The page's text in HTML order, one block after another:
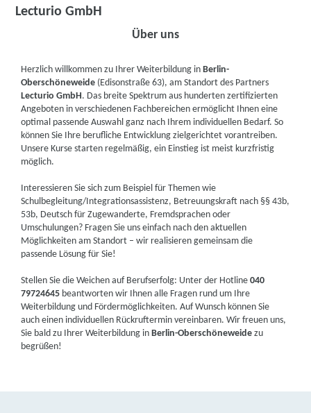
Lecturio GmbH
Über uns
Herzlich willkommen zu Ihrer Weiterbildung inBerlin-
Oberschöneweide (Edisonstraße 63), am Standort des Partners
Lecturio GmbH. Das breite Spektrum aus hunderten zertifizierten
Angeboten in verschiedenen Fachbereichen ermöglicht Ihnen eine
optimal passende Auswahl ganz nach Ihrem individuellen Bedarf. So
können Sie Ihre berufliche Entwicklung zielgerichtet vorantreiben.
Unsere Kurse starten regelmäßig, ein Einstieg ist meist kurzfristig
möglich.
Interessieren Sie sich zum Beispiel für Themen wie
Schulbegleitung/Integrationsassistenz, Betreuungskraft nach §§ 43b,
53b, Deutsch für Zugewanderte, Fremdsprachen oder
Umschulungen? Fragen Sie uns einfach nach den aktuellen
Möglichkeiten am Standort – wir realisieren gemeinsam die
passende Lösung für Sie!
Stellen Sie die Weichen auf Berufserfolg: Unter der Hotline040
79724645 beantworten wir Ihnen alle Fragen rund um Ihre
Weiterbildung und Fördermöglichkeiten. Auf Wunsch können Sie
auch einen individuellen Rückruftermin vereinbaren. Wir freuen uns,
Sie bald zu Ihrer Weiterbildung inBerlin-Oberschöneweide zu
begrüßen!